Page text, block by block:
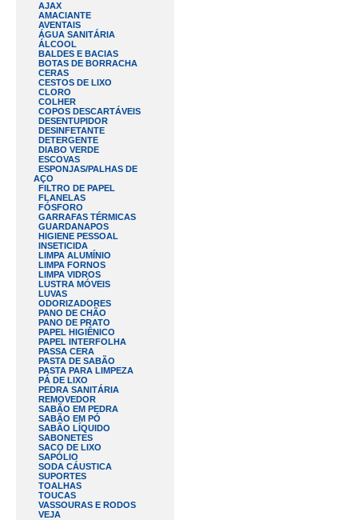
AJAX
AMACIANTE
AVENTAIS
ÁGUA SANITÁRIA
ÁLCOOL
BALDES E BACIAS
BOTAS DE BORRACHA
CERAS
CESTOS DE LIXO
CLORO
COLHER
COPOS DESCARTÁVEIS
DESENTUPIDOR
DESINFETANTE
DETERGENTE
DIABO VERDE
ESCOVAS
ESPONJAS/PALHAS DE
AÇO
FILTRO DE PAPEL
FLANELAS
FÓSFORO
GARRAFAS TÉRMICAS
GUARDANAPOS
HIGIENE PESSOAL
INSETICIDA
LIMPA ALUMÍNIO
LIMPA FORNOS
LIMPA VIDROS
LUSTRA MÓVEIS
LUVAS
ODORIZADORES
PANO DE CHÃO
PANO DE PRATO
PAPEL HIGIÊNICO
PAPEL INTERFOLHA
PASSA CERA
PASTA DE SABÃO
PASTA PARA LIMPEZA
PÁ DE LIXO
PEDRA SANITÁRIA
REMOVEDOR
SABÃO EM PEDRA
SABÃO EM PÓ
SABÃO LÍQUIDO
SABONETES
SACO DE LIXO
SAPÓLIO
SODA CÁUSTICA
SUPORTES
TOALHAS
TOUCAS
VASSOURAS E RODOS
VEJA